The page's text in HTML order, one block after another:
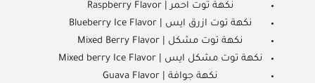
نكهة توت احمر | Raspberry Flavor
نكهة توت ازرق ايس | Blueberry Ice Flavor
نكهة توت مشكل | Mixed Berry Flavor
نكهة توت مشكل ايس | Mixed berry Ice Flavor
نكهة جوافة | Guava Flavor